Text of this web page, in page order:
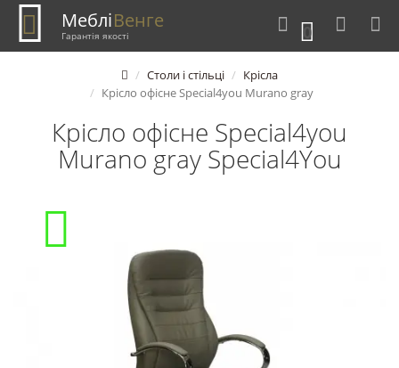
0
МебліВенге
Гарантія якості
Столи і стільці
Крісла
Крісло офісне Special4you Murano gray
Крісло офісне Special4you
Murano gray Special4You